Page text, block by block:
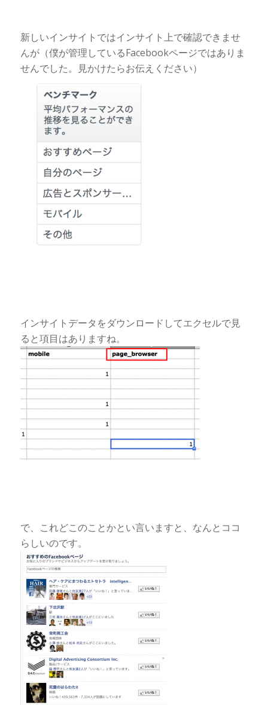
新しいインサイトではインサイト上で確認できませ
んが（僕が管理しているFacebookページではありま
せんでした。見かけたらお伝えください）
インサイトデータをダウンロードしてエクセルで見
ると項目はありますね。
で、これどこのことかとい言いますと、なんとココ
らしいのです。